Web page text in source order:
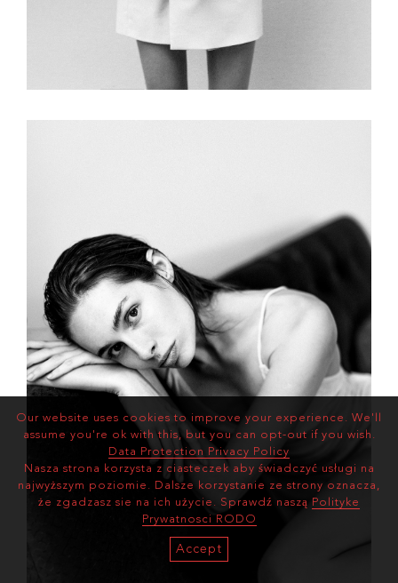
Our website uses cookies to improve your experience. We'll
assume you're ok with this, but you can opt-out if you wish.
Data Protection Privacy Policy
Nasza strona korzysta z ciasteczek aby świadczyć usługi na
najwyższym poziomie. Dalsze korzystanie ze strony oznacza,
że zgadzasz sie na ich użycie. Sprawdź naszą Polityke
Prywatnosci RODO
Accept